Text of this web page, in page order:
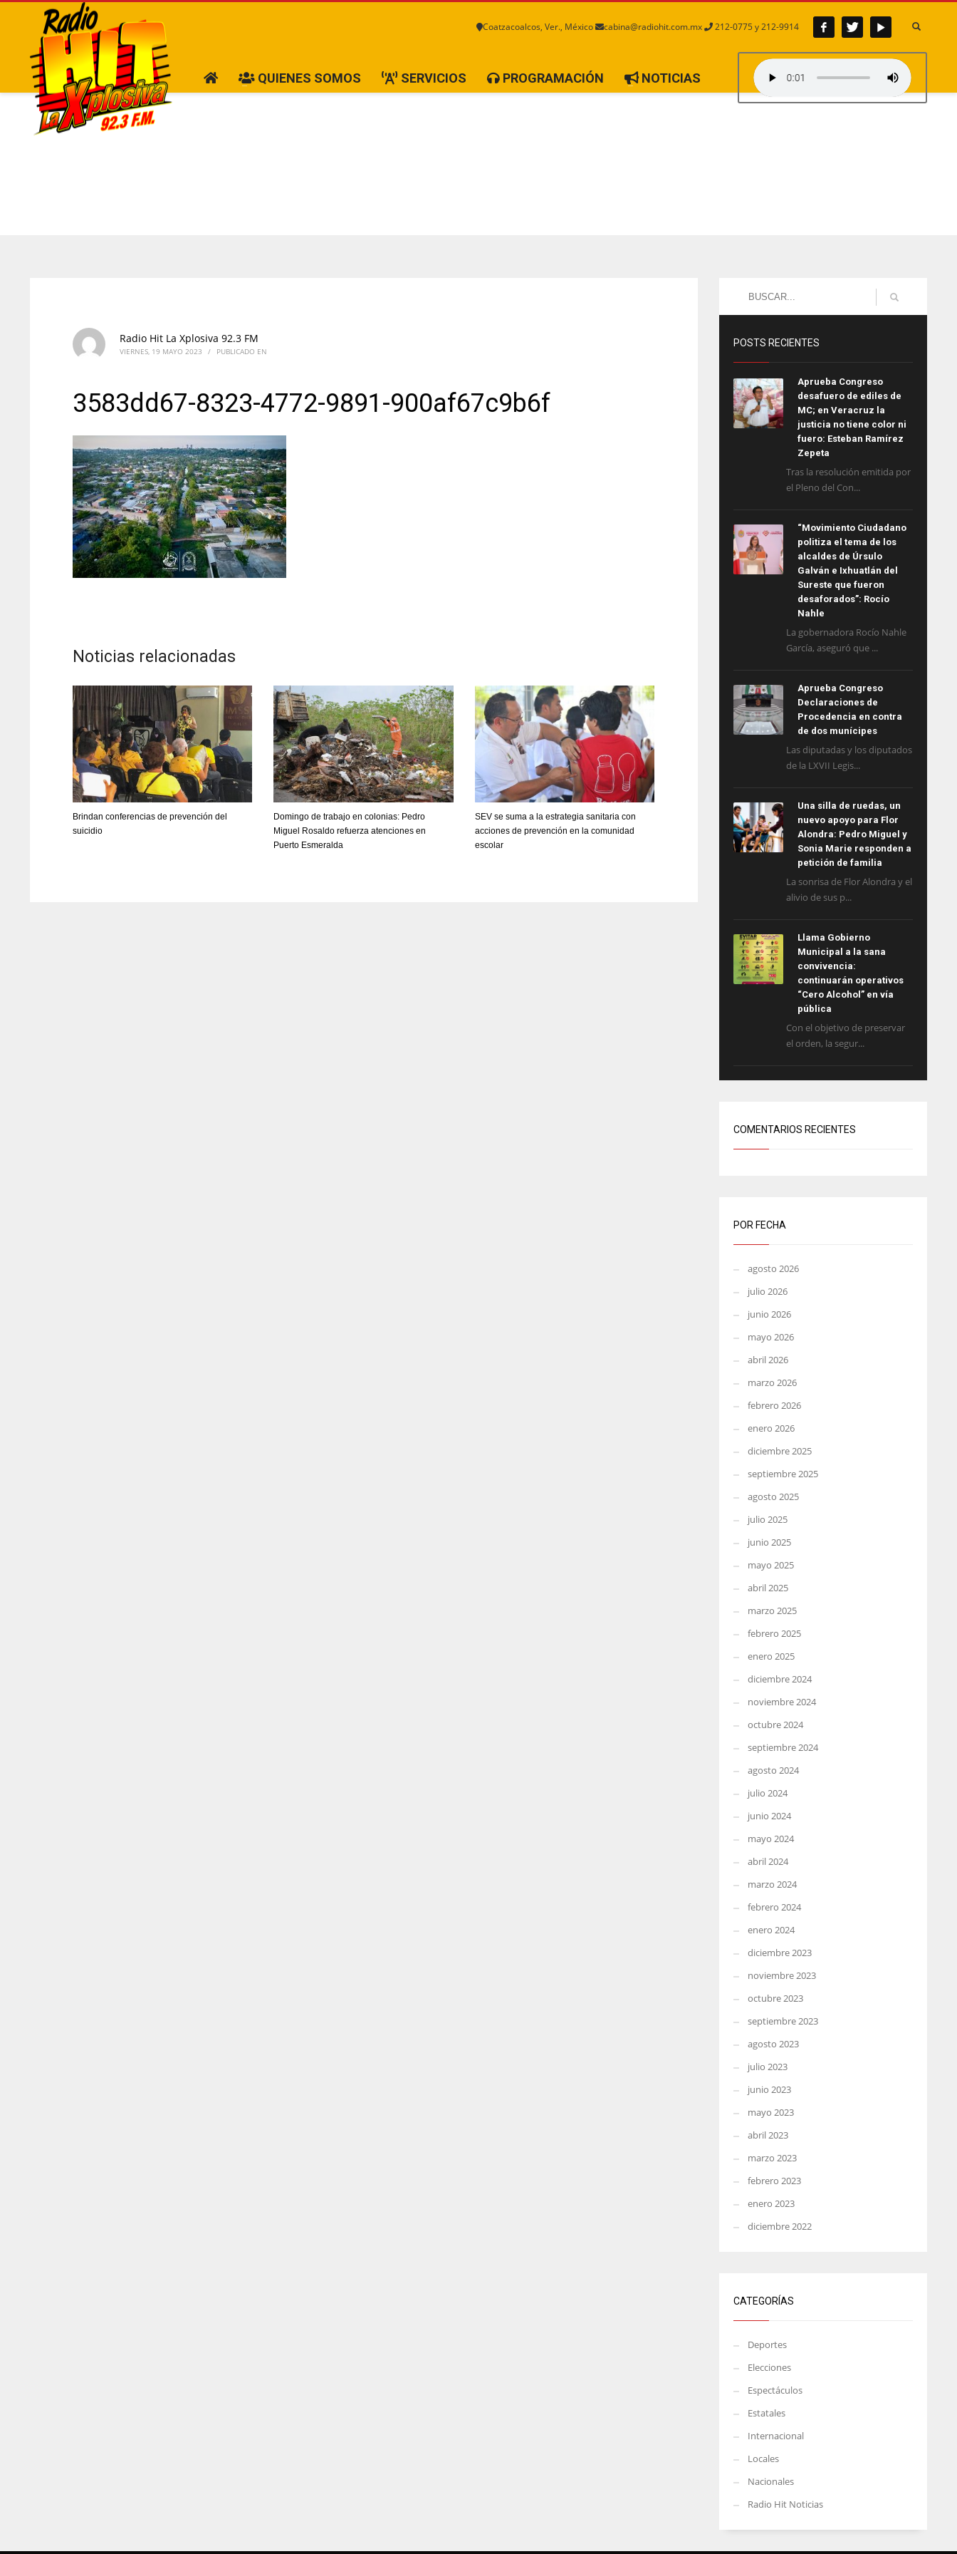
Coatzacoalcos, Ver., México cabina@radiohit.com.mx 212-0775 y 212-9914
QUIENES SOMOS SERVICIOS PROGRAMACIÓN NOTICIAS
Radio Hit La Xplosiva 92.3 FM
VIERNES, 19 MAYO 2023 / PUBLICADO EN
3583dd67-8323-4772-9891-900af67c9b6f
Noticias relacionadas
Brindan conferencias de prevención del
suicidio
Domingo de trabajo en colonias: Pedro
Miguel Rosaldo refuerza atenciones en
Puerto Esmeralda
SEV se suma a la estrategia sanitaria con
acciones de prevención en la comunidad
escolar
POSTS RECIENTES
Aprueba Congreso
desafuero de ediles de
MC; en Veracruz la
justicia no tiene color ni
fuero: Esteban Ramírez
Zepeta
Tras la resolución emitida por
el Pleno del Con...
“Movimiento Ciudadano
politiza el tema de los
alcaldes de Úrsulo
Galván e Ixhuatlán del
Sureste que fueron
desaforados”: Rocío
Nahle
La gobernadora Rocío Nahle
García, aseguró que ...
Aprueba Congreso
Declaraciones de
Procedencia en contra
de dos munícipes
Las diputadas y los diputados
de la LXVII Legis...
Una silla de ruedas, un
nuevo apoyo para Flor
Alondra: Pedro Miguel y
Sonia Marie responden a
petición de familia
La sonrisa de Flor Alondra y el
alivio de sus p...
Llama Gobierno
Municipal a la sana
convivencia:
continuarán operativos
“Cero Alcohol” en vía
pública
Con el objetivo de preservar
el orden, la segur...
COMENTARIOS RECIENTES
POR FECHA
agosto 2026
julio 2026
junio 2026
mayo 2026
abril 2026
marzo 2026
febrero 2026
enero 2026
diciembre 2025
septiembre 2025
agosto 2025
julio 2025
junio 2025
mayo 2025
abril 2025
marzo 2025
febrero 2025
enero 2025
diciembre 2024
noviembre 2024
octubre 2024
septiembre 2024
agosto 2024
julio 2024
junio 2024
mayo 2024
abril 2024
marzo 2024
febrero 2024
enero 2024
diciembre 2023
noviembre 2023
octubre 2023
septiembre 2023
agosto 2023
julio 2023
junio 2023
mayo 2023
abril 2023
marzo 2023
febrero 2023
enero 2023
diciembre 2022
CATEGORÍAS
Deportes
Elecciones
Espectáculos
Estatales
Internacional
Locales
Nacionales
Radio Hit Noticias